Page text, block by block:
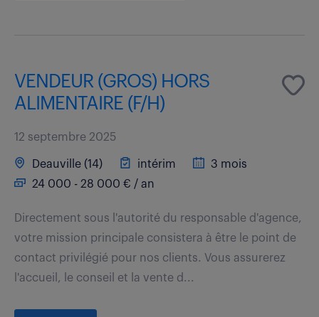
VENDEUR (GROS) HORS
ALIMENTAIRE (F/H)
12 septembre 2025
Deauville (14) intérim
3 mois
24 000 - 28 000 € / an
Directement sous l'autorité du responsable d'agence,
votre mission principale consistera à être le point de
contact privilégié pour nos clients. Vous assurerez
l'accueil, le conseil et la vente d...